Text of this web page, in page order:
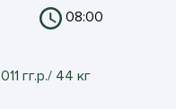
08:00
гг.р./ 44 кг